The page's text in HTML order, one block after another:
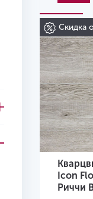
Скидка
Icon
Риччи